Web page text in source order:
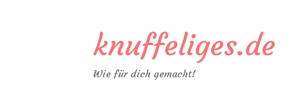
knuffeliges.de
Wie für dich gemacht!